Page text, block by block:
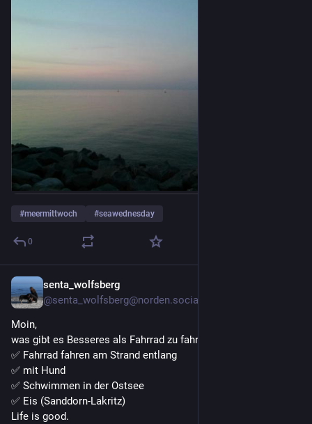
#meermittwoch #seawednesday
0
senta_wolfsberg
@senta_wolfsberg@norden.social
Moin,
was gibt es Besseres als Fahrrad zu fahren ?
✅ Fahrrad fahren am Strand entlang
✅ mit Hund
✅ Schwimmen in der Ostsee
✅ Eis (Sanddorn-Lakritz)
Life is good.